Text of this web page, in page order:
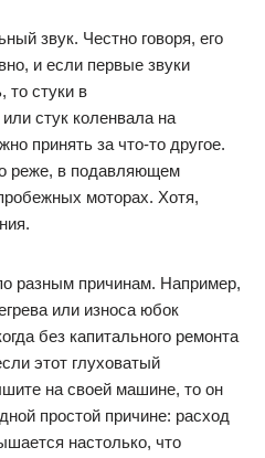
звук. Честно говоря, его
и если первые звуки
то стуки в
стук коленвала на
принять за что-то другое.
реже, в подавляющем
моторах. Хотя,
разным причинам. Например,
или износа юбок
без капитального ремонта
этот глуховатый
на своей машине, то он
простой причине: расход
настолько, что